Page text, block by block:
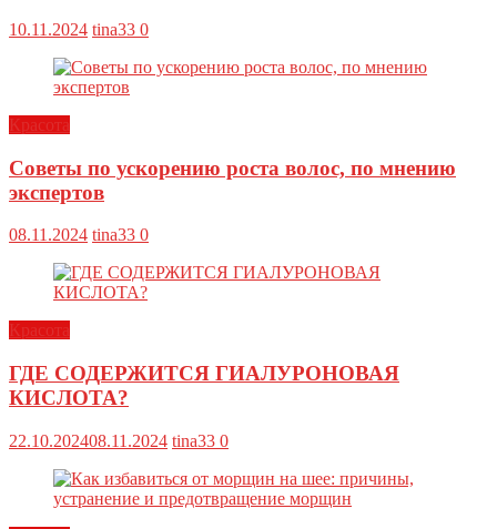
10.11.2024 tina33 0
Красота
Советы по ускорению роста волос, по мнению
экспертов
08.11.2024 tina33 0
Красота
ГДЕ СОДЕРЖИТСЯ ГИАЛУРОНОВАЯ
КИСЛОТА?
22.10.202408.11.2024 tina33 0